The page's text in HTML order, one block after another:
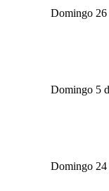
Domingo 26
Domingo 5
Domingo 24